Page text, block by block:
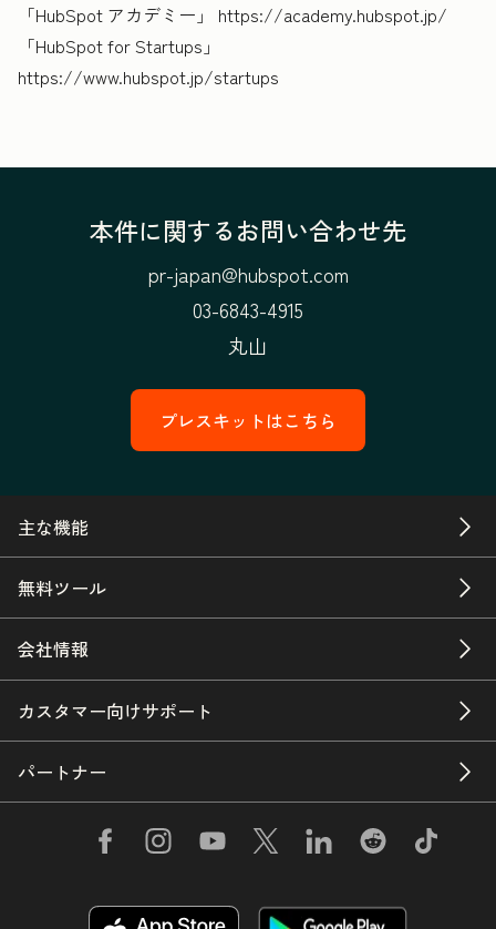
「HubSpot アカデミー」 https://academy.hubspot.jp/
「HubSpot for Startups」
https://www.hubspot.jp/startups
本件に関するお問い合わせ先
pr-japan@hubspot.com
03-6843-4915
丸山
プレスキットはこちら
主な機能
無料ツール
会社情報
カスタマー向けサポート
パートナー